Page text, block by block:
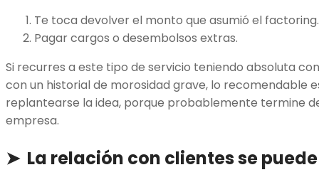
Te toca devolver el monto que asumió el factoring.
Pagar cargos o desembolsos extras.
Si recurres a este tipo de servicio teniendo absoluta
con un historial de morosidad grave, lo recomendable
replantearse la idea, porque probablemente termine
empresa.
➤ La relación con clientes se